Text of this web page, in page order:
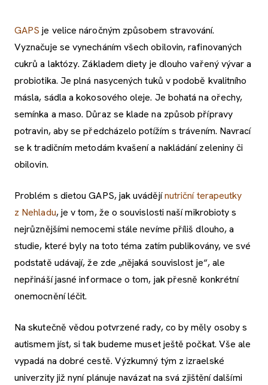
GAPS je velice náročným způsobem stravování.
Vyznačuje se vynecháním všech obilovin, rafinovaných
cukrů a laktózy. Základem diety je dlouho vařený vývar a
probiotika. Je plná nasycených tuků v podobě kvalitního
másla, sádla a kokosového oleje. Je bohatá na ořechy,
semínka a maso. Důraz se klade na způsob přípravy
potravin, aby se předcházelo potížím s trávením. Navrací
se k tradičním metodám kvašení a nakládání zeleniny či
obilovin.
Problém s dietou GAPS, jak uvádějínutriční terapeutky
z Nehladu, je v tom, že o souvislosti naší mikrobioty s
nejrůznějšími nemocemi stále nevíme příliš dlouho, a
studie, které byly na toto téma zatím publikovány, ve své
podstatě udávají, že zde „nějaká souvislost je“, ale
nepřináší jasné informace o tom, jak přesně konkrétní
onemocnění léčit.
Na skutečně vědou potvrzené rady, co by měly osoby s
autismem jíst, si tak budeme muset ještě počkat. Vše ale
vypadá na dobré cestě. Výzkumný tým z izraelské
univerzity již nyní plánuje navázat na svá zjištění dalšími